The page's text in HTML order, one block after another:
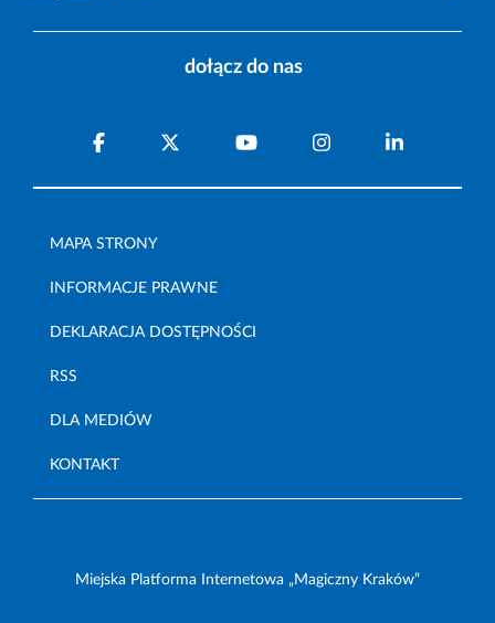
dołącz do nas
MAPA STRONY
INFORMACJE PRAWNE
DEKLARACJA DOSTĘPNOŚCI
RSS
DLA MEDIÓW
KONTAKT
Miejska Platforma Internetowa „Magiczny Kraków”